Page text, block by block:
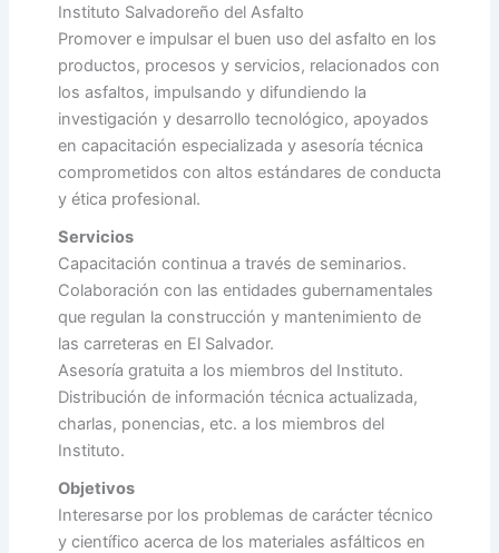
Instituto Salvadoreño del Asfalto
Promover e impulsar el buen uso del asfalto en los
productos, procesos y servicios, relacionados con
los asfaltos, impulsando y difundiendo la
investigación y desarrollo tecnológico, apoyados
en capacitación especializada y asesoría técnica
comprometidos con altos estándares de conducta
y ética profesional.
Servicios
Capacitación continua a través de seminarios.
Colaboración con las entidades gubernamentales
que regulan la construcción y mantenimiento de
las carreteras en El Salvador.
Asesoría gratuita a los miembros del Instituto.
Distribución de información técnica actualizada,
charlas, ponencias, etc. a los miembros del
Instituto.
Objetivos
Interesarse por los problemas de carácter técnico
y científico acerca de los materiales asfálticos en